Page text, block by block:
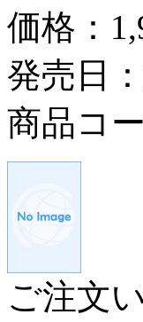
価格：
発売日
商品コ
ご注文